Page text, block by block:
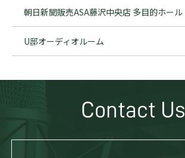
朝日新聞販売ASA藤沢中央店 多目的ホール
U邸オーディオルーム
Contact Us